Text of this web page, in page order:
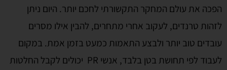
הפכה את עולם המחקר התקשורתי לחכם יותר. היום ניתן
לזהות טרנדים, לעקוב אחרי מתחרים, להבין אילו מסרים
עובדים טוב יותר ולבצע התאמות כמעט בזמן אמת. במקום
לעבוד לפי תחושת בטן בלבד, אנשי PR יכולים לקבל החלטות